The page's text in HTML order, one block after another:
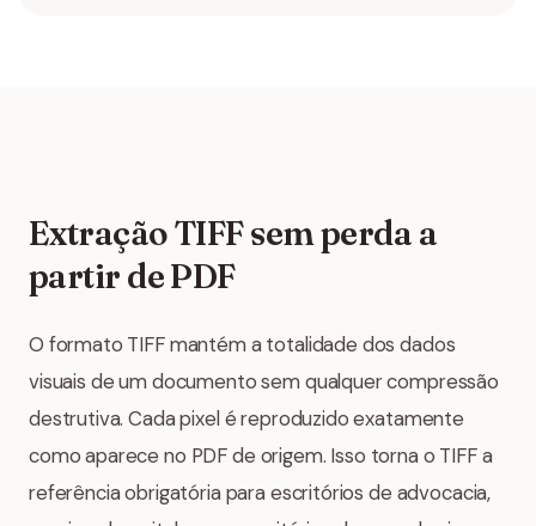
Extração TIFF sem perda a
partir de PDF
O formato TIFF mantém a totalidade dos dados
visuais de um documento sem qualquer compressão
destrutiva. Cada pixel é reproduzido exatamente
como aparece no PDF de origem. Isso torna o TIFF a
referência obrigatória para escritórios de advocacia,